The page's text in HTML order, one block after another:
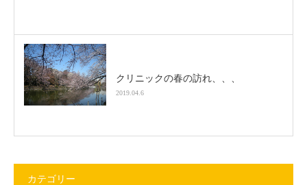
クリニックの春の訪れ、、、
2019.04.6
カテゴリー